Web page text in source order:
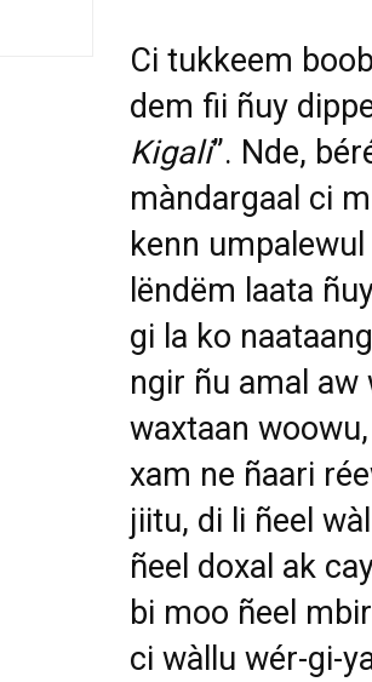
Ci tukkeem
dem fii ñuy
Kigali”. Nde,
màndargaal ci
kenn
lëndëm laata
gi la ko
ngir ñu amal aw
waxtaan
xam ne ñaari
jiitu, di li ñeel
ñeel doxal ak
bi moo ñeel
ci wàllu wér-gi-